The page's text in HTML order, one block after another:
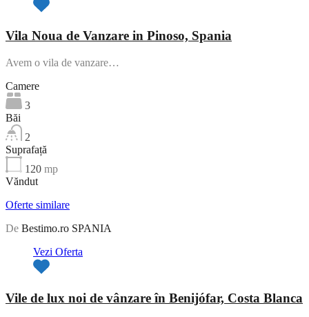
Vila Noua de Vanzare in Pinoso, Spania
Avem o vila de vanzare…
Camere
3
Băi
2
Suprafață
120 mp
Văndut
Oferte similare
De Bestimo.ro SPANIA
Vezi Oferta
Vile de lux noi de vânzare în Benijófar, Costa Blanca